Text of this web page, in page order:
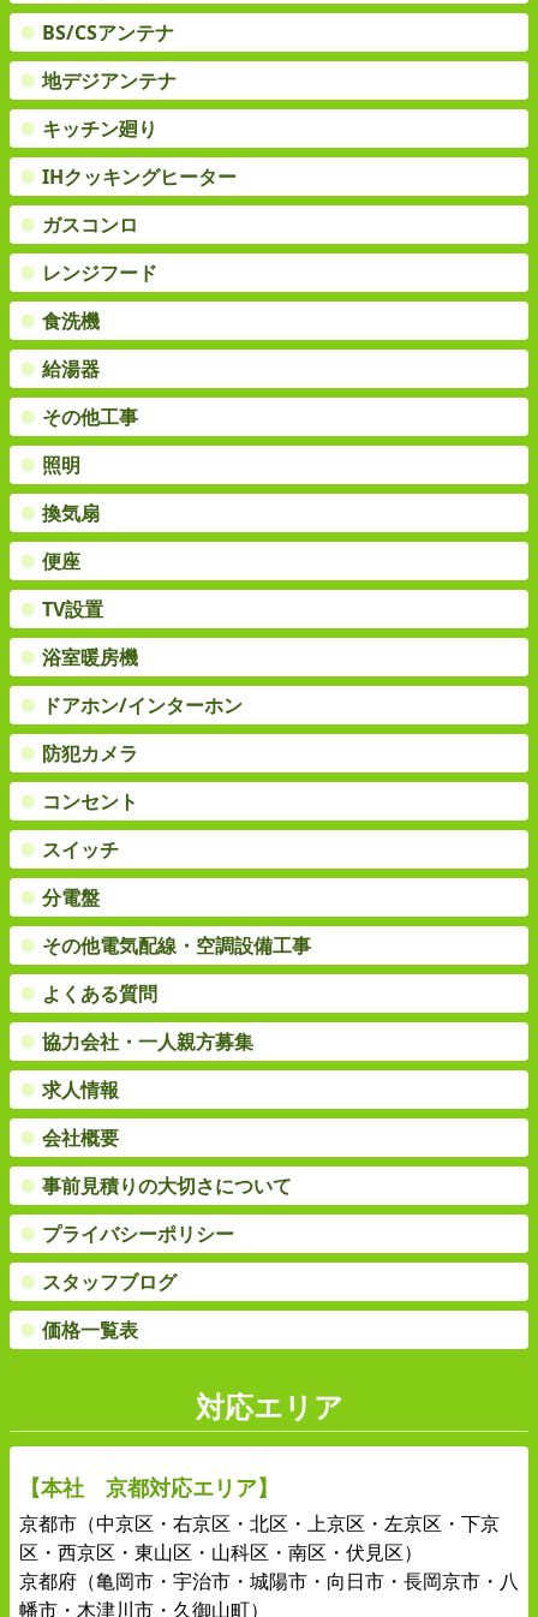
● BS/CSアンテナ
● 地デジアンテナ
● キッチン廻り
● IHクッキングヒーター
● ガスコンロ
● レンジフード
● 食洗機
● 給湯器
● その他工事
● 照明
● 換気扇
● 便座
● TV設置
● 浴室暖房機
● ドアホン/インターホン
● 防犯カメラ
● コンセント
● スイッチ
● 分電盤
● その他電気配線・空調設備工事
● よくある質問
● 協力会社・一人親方募集
● 求人情報
● 会社概要
● 事前見積りの大切さについて
● プライバシーポリシー
● スタッフブログ
● 価格一覧表
対応エリア
【本社 京都対応エリア】
京都市（中京区・右京区・北区・上京区・左京区・下京
区・西京区・東山区・山科区・南区・伏見区）
京都府（亀岡市・宇治市・城陽市・向日市・長岡京市・八
幡市・木津川市・久御山町）